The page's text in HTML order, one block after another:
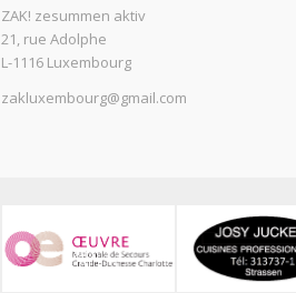
ZAK! zesummen aktiv
21, rue Adolphe
L-1116 Luxembourg
zakluxembourg@gmail.com